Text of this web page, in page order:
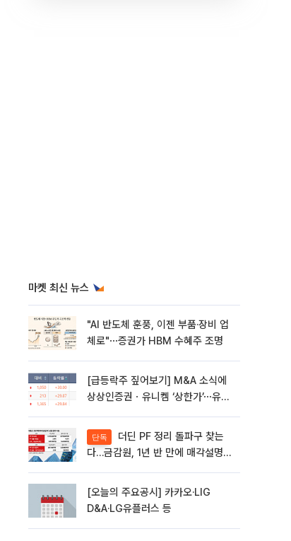
마켓 최신 뉴스
"AI 반도체 훈풍, 이젠 부품·장비 업
체로"⋯증권가 HBM 수혜주 조명
[급등락주 짚어보기] M&A 소식에
상상인증권ㆍ유니켐 ‘상한가’⋯유증
단독
다…금감원, 1년 반 만에 매각설명회
[오늘의 주요공시] 카카오·LIG
D&A·LG유플러스 등